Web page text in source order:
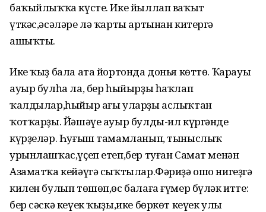
баҡыйлыҡҡа күсте. Ике йыллап ваҡыт
үткәс,әсәләре лә ҡарты артынан китергә
ашыҡты.
Ике ҡыҙ бала ата йортонда донья көттө. Ҡарауы
ауыр булһа ла, бер һыйырҙы һаҡлап
ҡалдылар,һыйыр ағы уларҙы аслыҡтан
ҡотҡарҙы. Йәшәүе ауыр булды-ил күргәнде
күрҙеләр. Һуғыш тамамланып, тыныслыҡ
урынлашҡас,үҫеп етеп,бер туған Самат менән
Азаматҡа кейәүгә сыҡтылар.Фәриҙә ошо нигеҙгә
килен булып төшөп,өс балаға ғүмер бүләк итте:
бер сәскә кеүек ҡыҙы,ике бөркөт кеүек улы